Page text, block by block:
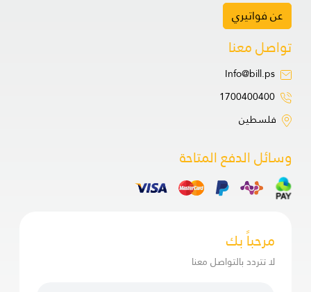
عن فواتيري
تواصل معنا
Info@bill.ps
1700400400
فلسطين
وسائل الدفع المتاحة
مرحباً بك
لا تتردد بالتواصل معنا